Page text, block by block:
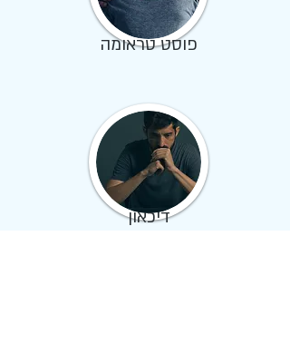
פוסט טראומה
דיכאון